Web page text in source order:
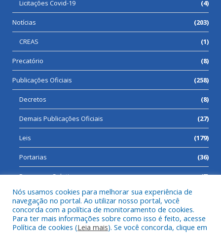
Licitações Covid-19 (4)
Notícias (203)
CREAS (1)
Precatório (8)
Publicações Oficiais (258)
Decretos (8)
Demais Publicações Oficiais (27)
Leis (179)
Portarias (36)
Processos Seletivos (7)
Todos os direitos reservados a Prefeitura Municipal de Cumaru
do Norte.
Nós usamos cookies para melhorar sua experiência de
navegação no portal. Ao utilizar nosso portal, você
concorda com a política de monitoramento de cookies.
Para ter mais informações sobre como isso é feito, acesse
Política de cookies (Leia mais). Se você concorda, clique em